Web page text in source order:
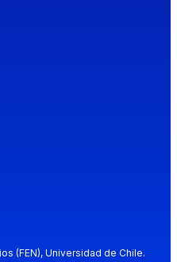
(FEN), Universidad de Chile.